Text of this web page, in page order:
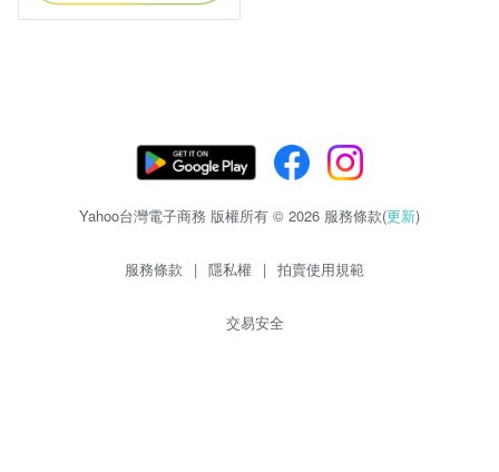
Yahoo台灣電子商務 版權所有 © 2026 服務條款(更新)
服務條款 | 隱私權 | 拍賣使用規範
交易安全